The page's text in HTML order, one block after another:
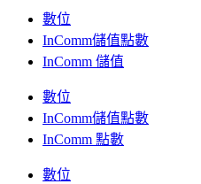
數位
InComm儲值點數
InComm 儲值
數位
InComm儲值點數
InComm 點數
數位